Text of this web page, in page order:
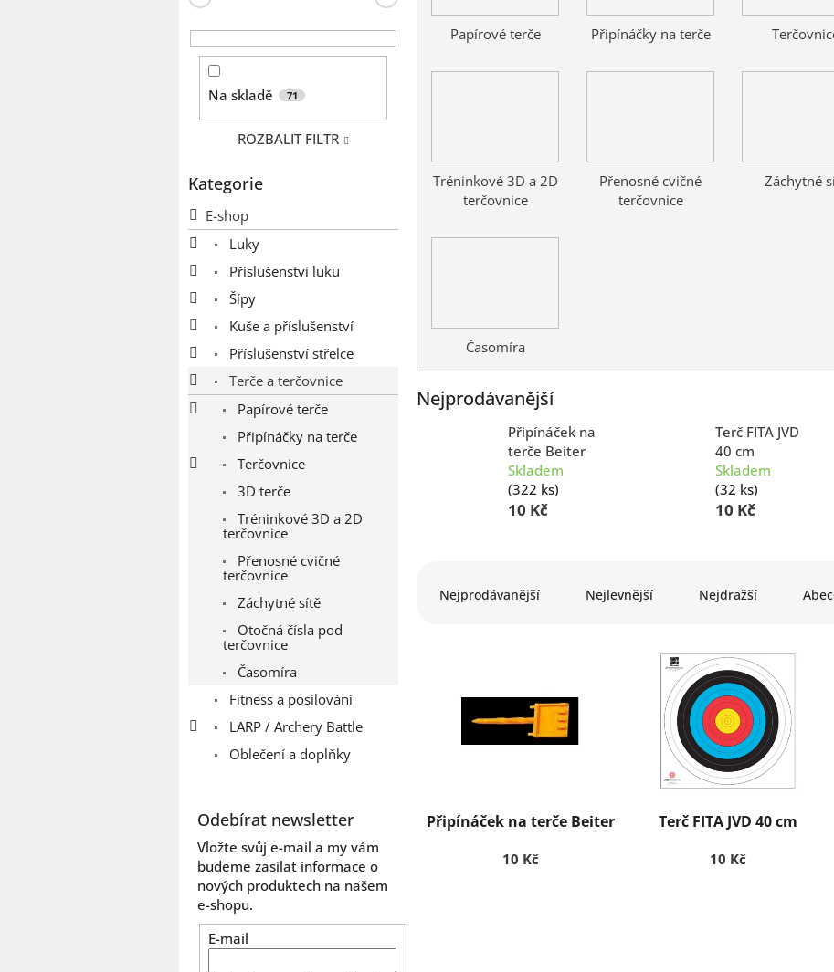
n
Na skladě 71
ROZBALIT FILTR
Přeskočit
Kategorie
E-shop
Luky
Příslušenství luku
Šípy
Kuše a příslušenství
Příslušenství střelce
Terče a terčovnice
Papírové terče
Připínáčky na terče
Terčovnice
3D terče
Tréninkové 3D a 2D
terčovnice
Přenosné cvičné
terčovnice
Záchytné sítě
Otočná čísla pod
terčovnice
Časomíra
Fitness a posilování
LARP / Archery Battle
Oblečení a doplňky
Odebírat newsletter
Vložte svůj e-mail a my vám
budeme zasílat informace o
nových produktech na našem
e-shopu.
E-mail
Papírové terče Připínáčky na terče
Tréninkové 3D a 2D
terčovnice
Přenosné cvičné
terčovnice
Záchytné
Časomíra
Nejprodávanější
Připínáček na
terče Beiter
Skladem
(322 ks)
10 Kč
Terč FITA JVD
40 cm
Skladem
(32 ks)
10 Kč
Nejprodávanější Nejlevnější Nejdražší
Připínáček na terče Beiter
10 Kč
Terč FITA JVD 40 cm
10 Kč